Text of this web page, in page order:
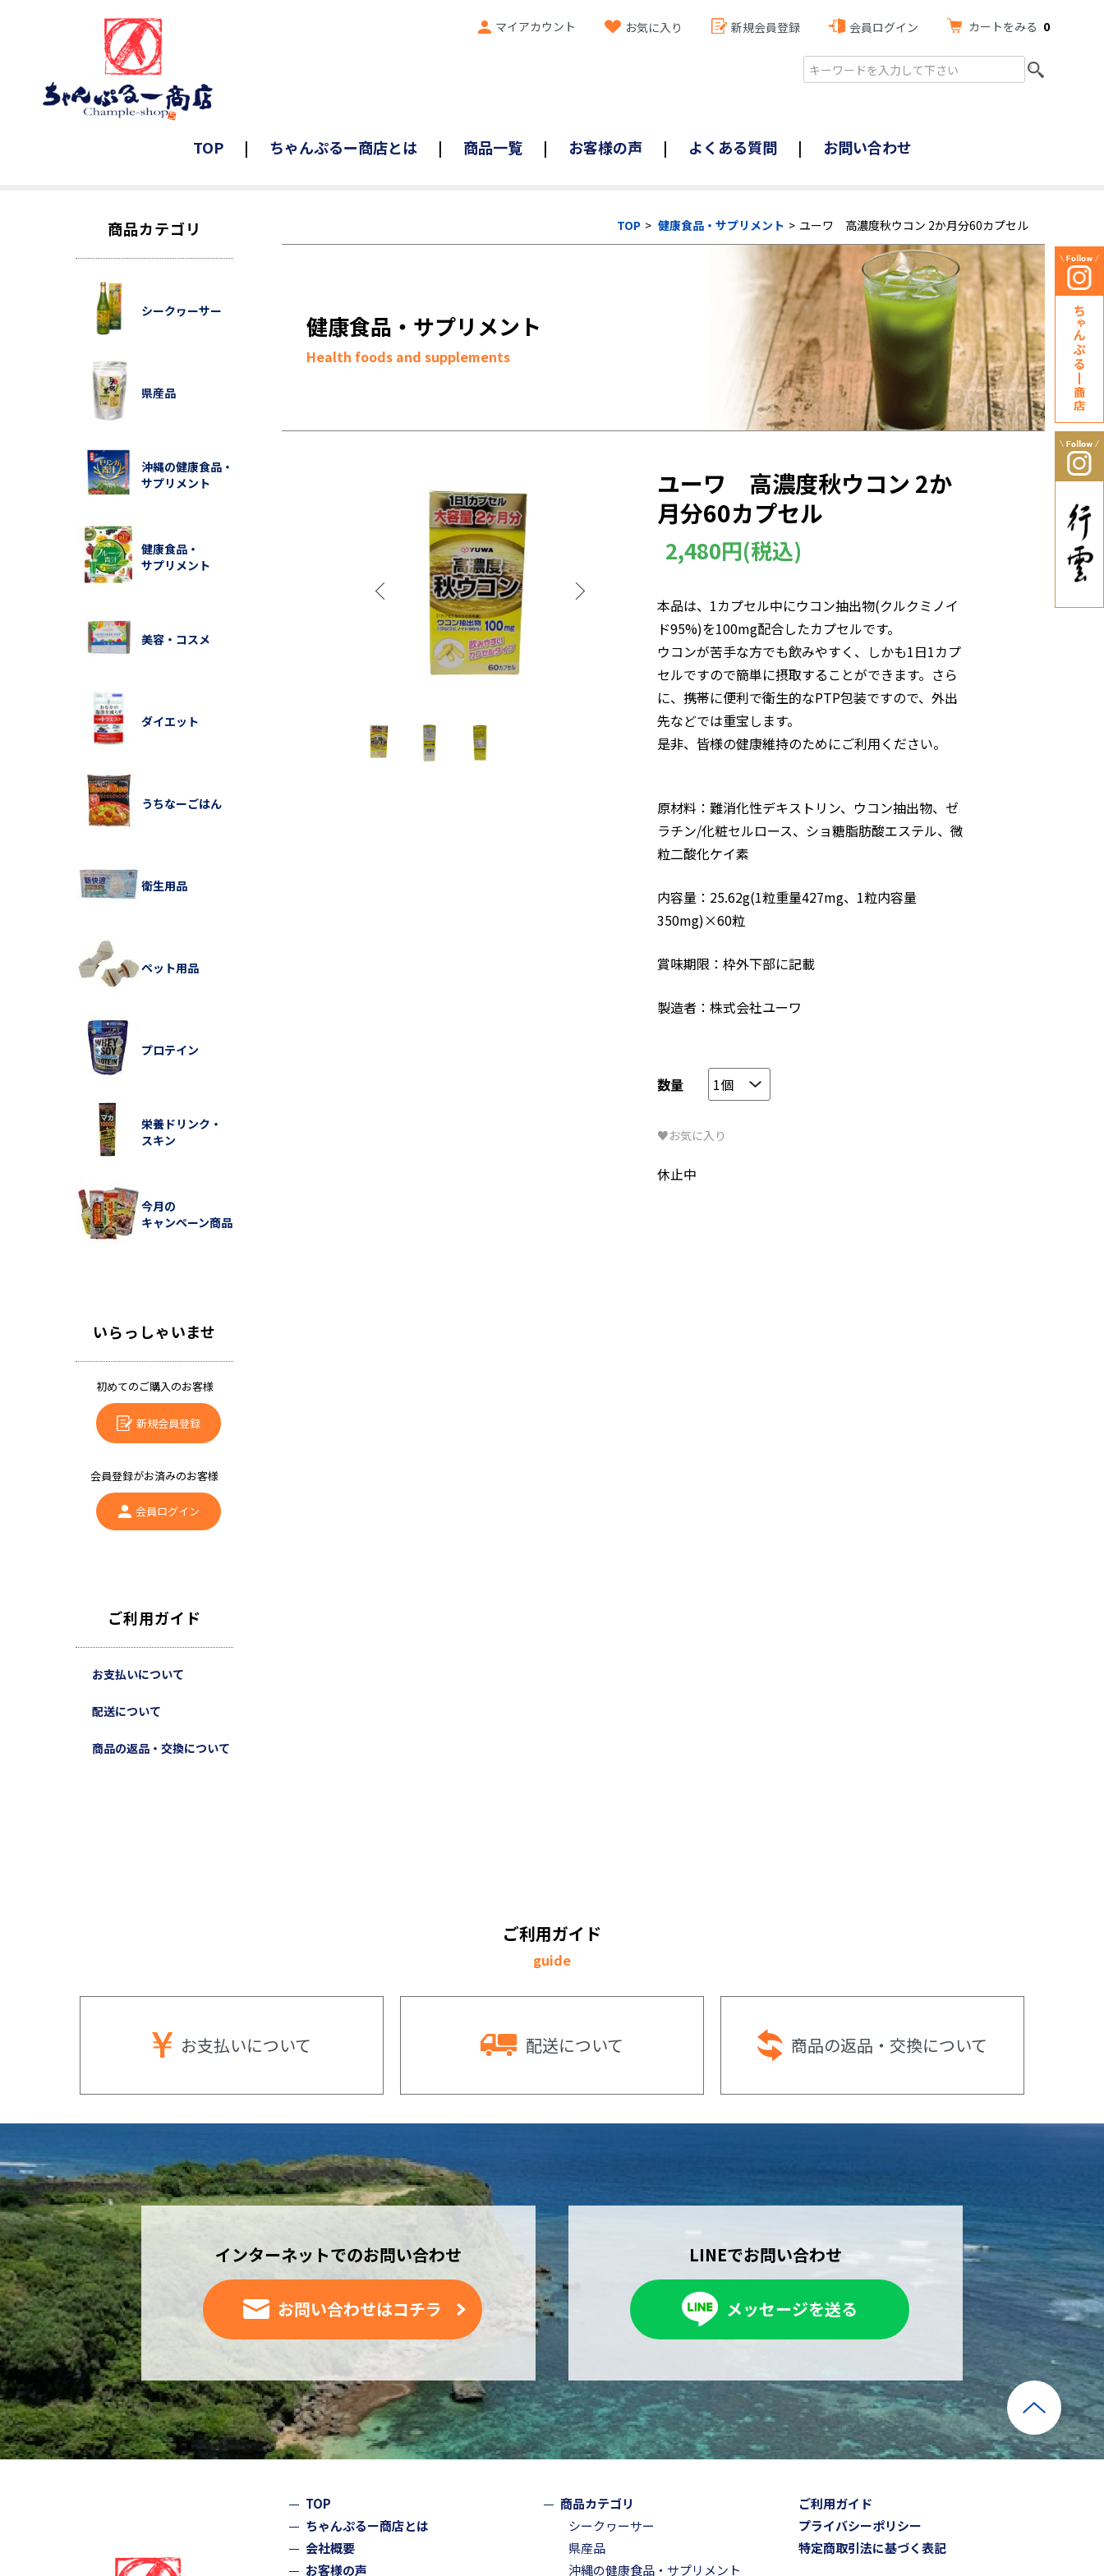
マイアカウント お気に入り 新規会員登録 会員ログイン カートをみる 0
TOP ちゃんぷるー商店とは 商品一覧 お客様の声 よくある質問 お問い合わせ
TOP 健康食品・サプリメント ユーワ 高濃度秋ウコン 2か月分60カプセル
健康食品・サプリメント
Health foods and supplements
ユーワ 高濃度秋ウコン 2か
月分60カプセル
2,480円(税込)
本品は、1カプセル中にウコン抽出物(クルクミノイ
ド95%)を100mg配合したカプセルです。
ウコンが苦手な方でも飲みやすく、しかも1日1カプ
セルですので簡単に摂取することができます。さら
に、携帯に便利で衛生的なPTP包装ですので、外出
先などでは重宝します。
是非、皆様の健康維持のためにご利用ください。
原材料：難消化性デキストリン、ウコン抽出物、ゼ
ラチン/化粧セルロース、ショ糖脂肪酸エステル、微
粒二酸化ケイ素
内容量：25.62g(1粒重量427mg、1粒内容量
350mg)×60粒
賞味期限：枠外下部に記載
製造者：株式会社ユーワ
数量
♥お気に入り
休止中
商品カテゴリ
シークヮーサー
県産品
沖縄の健康食品・
サプリメント
健康食品・
サプリメント
美容・コスメ
ダイエット
うちなーごはん
衛生用品
ペット用品
プロテイン
栄養ドリンク・
スキン
今月の
キャンペーン商品
いらっしゃいませ
初めてのご購入のお客様
新規会員登録
会員登録がお済みのお客様
会員ログイン
ご利用ガイド
お支払いについて
配送について
商品の返品・交換について
ご利用ガイド
guide
お支払いについて 配送について 商品の返品・ 交換について
インターネットでのお問い合わせ
お問い合わせはコチラ
LINEでお問い合わせ
メッセージを送る
TOP
ちゃんぷるー商店とは
会社概要
お客様の声
商品カテゴリ
シークヮーサー
県産品
沖縄の健康食品・サプリメント
ご利用ガイド
プライバシーポリシー
特定商取引法に基づく表記